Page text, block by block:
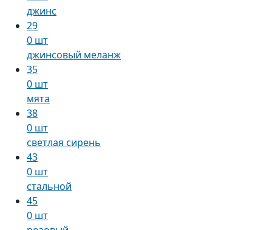
джинс
29
0 шт
джинсовый меланж
35
0 шт
мята
38
0 шт
светлая сирень
43
0 шт
стальной
45
0 шт